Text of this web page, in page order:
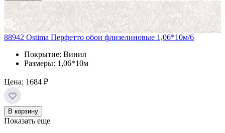
88942 Ostima Перфетто обои флизелиновые 1,06*10м/6
Покрытие: Винил
Размеры: 1,06*10м
Цена: 1684 ₽
В корзину
Показать еще